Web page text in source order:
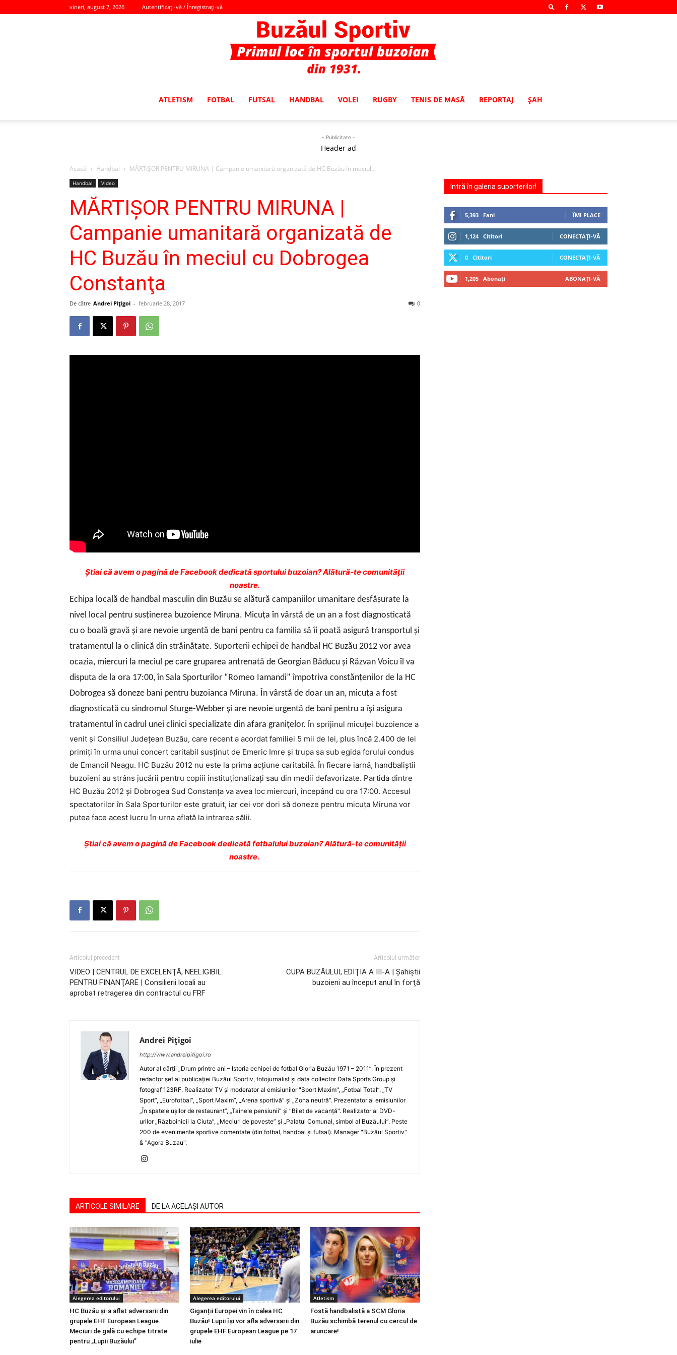
vineri, august 7, 2026 Autentificați-vă / Înregistrați-vă
ATLETISM FOTBAL FUTSAL HANDBAL VOLEI RUGBY TENIS DE MASĂ REPORTAJ ŞAH
- Publicitate -
Header ad
Acasă Handbal MĂRTIŞOR PENTRU MIRUNA | Campanie umanitară organizată de HC Buzău în meciul...
Handbal Video
MĂRTIŞOR PENTRU MIRUNA |
Campanie umanitară organizată de
HC Buzău în meciul cu Dobrogea
Constanţa
De către Andrei Pițigoi - februarie 28, 2017 0
Ştiai că avem o pagină de Facebook dedicată sportului buzoian? Alătură-te comunității
noastre.
Echipa locală de handbal masculin din Buzău se alătură campaniilor umanitare desfăşurate la
nivel local pentru susţinerea buzoience Miruna. Micuţa în vârstă de un an a fost diagnosticată
cu o boală gravă şi are nevoie urgentă de bani pentru ca familia să îi poată asigură transportul şi
tratamentul la o clinică din străinătate. Suporterii echipei de handbal HC Buzău 2012 vor avea
ocazia, miercuri la meciul pe care gruparea antrenată de Georgian Băducu şi Răzvan Voicu îl va
disputa de la ora 17:00, în Sala Sporturilor “Romeo Iamandi” împotriva constănţenilor de la HC
Dobrogea să doneze bani pentru buzoianca Miruna. În vârstă de doar un an, micuţa a fost
diagnosticată cu sindromul Sturge-Webber şi are nevoie urgentă de bani pentru a îşi asigura
tratamentul în cadrul unei clinici specializate din afara graniţelor. În sprijinul micuţei buzoience a
venit şi Consiliul Judeţean Buzău, care recent a acordat familiei 5 mii de lei, plus încă 2.400 de lei
primiţi în urma unui concert caritabil susţinut de Emeric Imre şi trupa sa sub egida forului condus
de Emanoil Neagu. HC Buzău 2012 nu este la prima acţiune caritabilă. În fiecare iarnă, handbaliştii
buzoieni au strâns jucării pentru copiii instituţionalizaţi sau din medii defavorizate. Partida dintre
HC Buzău 2012 şi Dobrogea Sud Constanţa va avea loc miercuri, începând cu ora 17:00. Accesul
spectatorilor în Sala Sporturilor este gratuit, iar cei vor dori să doneze pentru micuţa Miruna vor
putea face acest lucru în urna aflată la intrarea sălii.
Ştiai că avem o pagină de Facebook dedicată fotbalului buzoian? Alătură-te comunității
noastre.
Articolul precedent
VIDEO | CENTRUL DE EXCELENŢĂ, NEELIGIBIL
PENTRU FINANŢARE | Consilierii locali au
aprobat retragerea din contractul cu FRF
Articolul următor
CUPA BUZĂULUI, EDIŢIA A III-A | Şahiştii
buzoieni au început anul în forţă
Andrei Pițigoi
http://www.andreipitigoi.ro
Autor al cărţii „Drum printre ani – Istoria echipei de fotbal Gloria Buzău 1971 – 2011”. În prezent
redactor şef al publicaţiei Buzăul Sportiv, fotojurnalist şi data collector Data Sports Group şi
fotograf 123RF. Realizator TV şi moderator al emisiunilor "Sport Maxim", „Fotbal Total”, „TV
Sport”, „Eurofotbal”, „Sport Maxim”, „Arena sportivă” şi „Zona neutră”. Prezentator al emisiunilor
„În spatele uşilor de restaurant”, „Tainele pensiunii” şi "Bilet de vacanţă". Realizator al DVD-
urilor „Războinicii la Ciuta”, „Meciuri de poveste” şi „Palatul Comunal, simbol al Buzăului”. Peste
200 de evenimente sportive comentate (din fotbal, handbal şi futsal). Manager "Buzăul Sportiv"
& "Agora Buzau".
ARTICOLE SIMILARE DE LA ACELAȘI AUTOR
Alegerea editorului
HC Buzău și-a aflat adversarii din
grupele EHF European League.
Meciuri de gală cu echipe titrate
pentru „Lupii Buzăului”
Alegerea editorului
Giganții Europei vin în calea HC
Buzău! Lupii își vor afla adversarii din
grupele EHF European League pe 17
iulie
Atletism
Fostă handbalistă a SCM Gloria
Buzău schimbă terenul cu cercul de
aruncare!
Intră în galeria suporterilor!
5,393 Fani ÎMI PLACE
1,124 Cititori CONECTAȚI-VĂ
0 Cititori CONECTAȚI-VĂ
1,205 Abonați ABONAȚI-VĂ